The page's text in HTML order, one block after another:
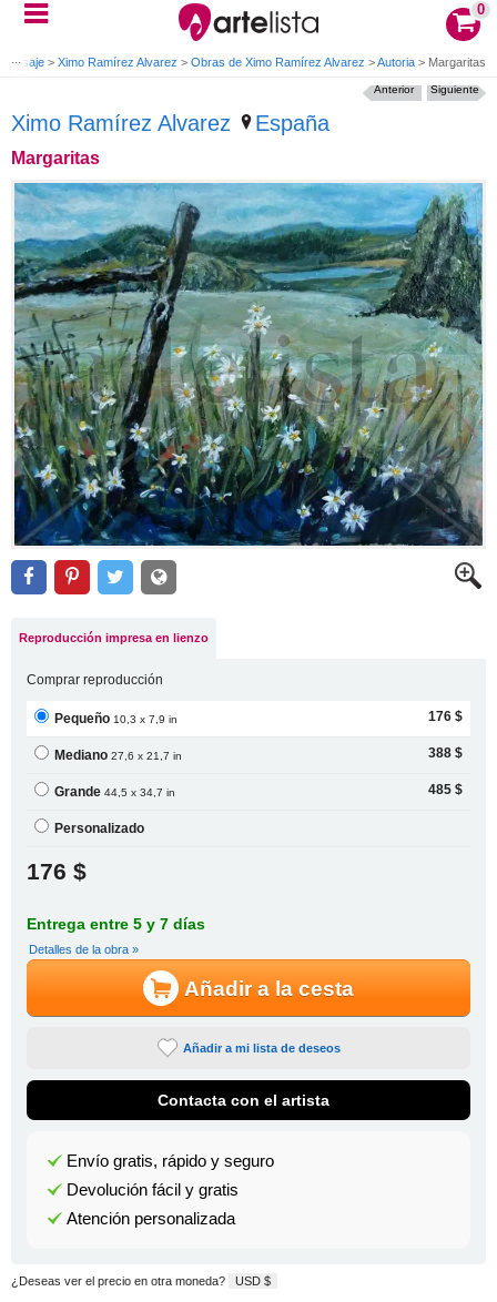
0
Paisaje > Ximo Ramírez Alvarez > Obras de Ximo Ramírez Alvarez >Autoria > Margaritas
Ximo Ramírez Alvarez España
Margaritas
Siguiente
Anterior
Reproducción impresa en lienzo
Comprar reproducción
Pequeño10,3 x 7,9 in 176 $
Mediano27,6 x 21,7 in 388 $
Grande44,5 x 34,7 in 485 $
Personalizado
176 $
Entrega entre 5 y 7 días
Detalles de la obra »
Añadir a la cesta
Añadir a mi lista de deseos
Contacta con el artista
Envío gratis, rápido y seguro
Devolución fácil y gratis
Atención personalizada
¿Deseas ver el precio en otra moneda? USD $